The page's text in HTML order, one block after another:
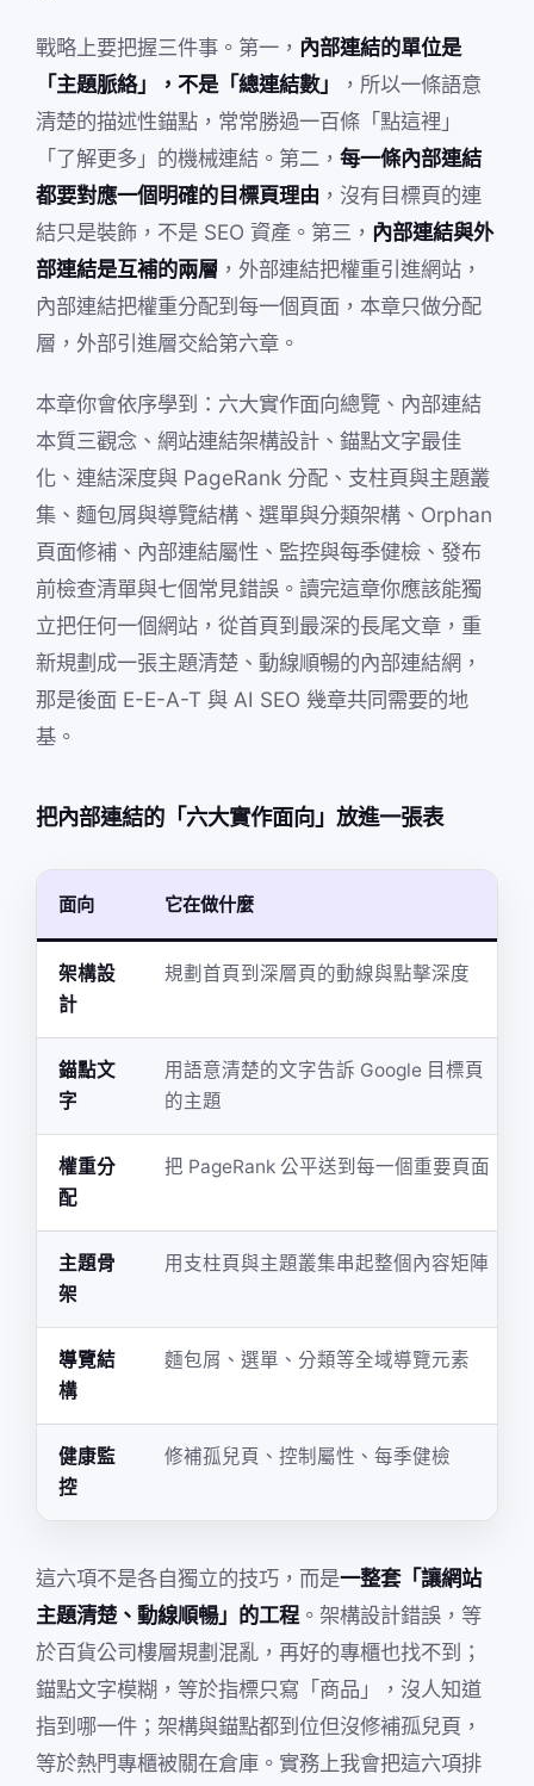
戰略上要把握三件事。第一， 內部連結的單位是
「主題脈絡」，不是「總連結數」
，所以一條語意
清楚的描述性錨點，常常勝過一百條「點這裡」
「了解更多」的機械連結。第二， 每一條內部連結
都要對應一個明確的目標頁理由 ，沒有目標頁的連
結只是裝飾，不是 SEO 資產。第三， 內部連結與外
部連結是互補的兩層 ，外部連結把權重引進網站，
內部連結把權重分配到每一個頁面，本章只做分配
層，外部引進層交給第六章。
本章你會依序學到：六大實作面向總覽、內部連結
本質三觀念、網站連結架構設計、錨點文字最佳
化、連結深度與 PageRank 分配、支柱頁與主題叢
集、麵包屑與導覽結構、選單與分類架構、Orphan
頁面修補、內部連結屬性、監控與每季健檢、發布
前檢查清單與七個常見錯誤。讀完這章你應該能獨
立把任何一個網站，從首頁到最深的長尾文章，重
新規劃成一張主題清楚、動線順暢的內部連結網，
那是後面 E-E-A-T 與 AI SEO 幾章共同需要的地
基。
把內部連結的「六大實作面向」放進一張表
面向 它在做什麼
架構設
計
規劃首頁到深層頁的動線與點擊深度
錨點文
字
用語意清楚的文字告訴 Google 目標頁
的主題
權重分
配
把 PageRank 公平送到每一個重要頁面
主題骨
架
用支柱頁與主題叢集串起整個內容矩陣
導覽結
構
麵包屑、選單、分類等全域導覽元素
健康監
控
修補孤兒頁、控制屬性、每季健檢
這六項不是各自獨立的技巧，而是一整套「讓網站
主題清楚、動線順暢」的工程 。架構設計錯誤，等
於百貨公司樓層規劃混亂，再好的專櫃也找不到；
錨點文字模糊，等於指標只寫「商品」，沒人知道
指到哪一件；架構與錨點都到位但沒修補孤兒頁，
等於熱門專櫃被關在倉庫。實務上我會把這六項排